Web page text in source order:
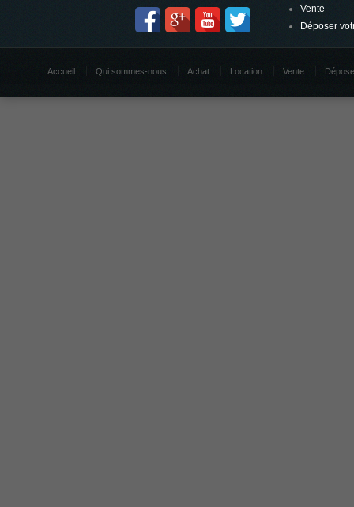
Vente
Déposer
Accueil Qui sommes-nous Achat Location Vente